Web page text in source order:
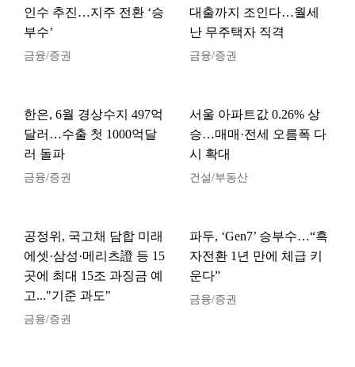
인수 추진…지주 전환 ‘승
부수’
금융/증권
대출까지 조인다…월세
난 무주택자 직격
금융/증권
한은, 6월 경상수지 497억
달러…수출 첫 1000억달
러 돌파
금융/증권
서울 아파트값 0.26% 상
승…매매·전세 오름폭 다
시 확대
건설/부동산
공정위, 국고채 담합 미래
에셋·삼성·메리츠證 등 15
곳에 최대 15조 과징금 예
고..."기준 과도"
금융/증권
파두, ‘Gen7’ 승부수…“흑
자전환 1년 만에 체급 키
운다”
금융/증권